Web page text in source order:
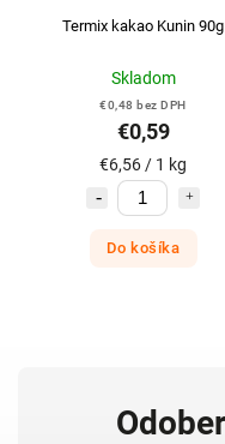
Termix kakao Kunin 90g
Skladom
€0,48 bez DPH
€0,59
€6,56 / 1 kg
Do košíka